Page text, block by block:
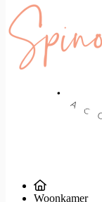
Woonkamer